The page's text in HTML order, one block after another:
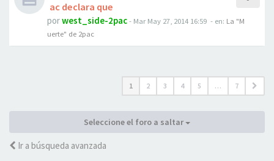
ac declara que
porwest_side-2pac- Mar May 27, 2014 16:59 - en: La "M
uerte" de 2pac
1 2 3 4 5 … 7
Seleccione el foro a saltar
Ir a búsqueda avanzada